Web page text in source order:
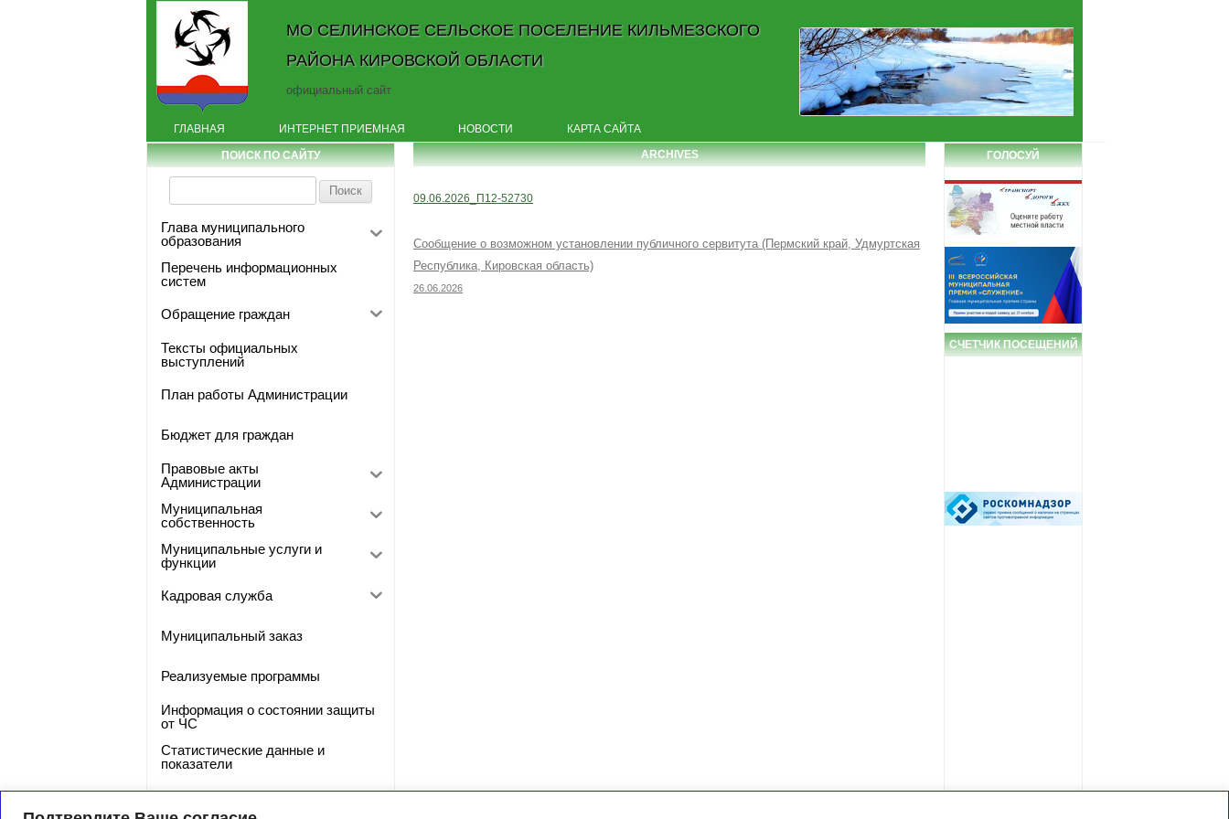
МО СЕЛИНСКОЕ СЕЛЬСКОЕ ПОСЕЛЕНИЕ КИЛЬМЕЗСКОГО
РАЙОНА КИРОВСКОЙ ОБЛАСТИ
официальный сайт
Skip to content
ГЛАВНАЯ ИНТЕРНЕТ ПРИЕМНАЯ НОВОСТИ КАРТА САЙТА
ПОИСК ПО САЙТУ
Глава муниципального
образования
Перечень информационных
систем
Обращение граждан
Тексты официальных
выступлений
План работы Администрации
Бюджет для граждан
Правовые акты
Администрации
Муниципальная
собственность
Муниципальные услуги и
функции
Кадровая служба
Муниципальный заказ
Реализуемые программы
Информация о состоянии защиты
от ЧС
Статистические данные и
показатели
Фото-галерея
ARCHIVES
09.06.2026_П12-52730
Сообщение о возможном установлении публичного сервитута (Пермский край, Удмуртская
Республика, Кировская область)
26.06.2026
ГОЛОСУЙ
СЧЕТЧИК ПОСЕЩЕНИЙ